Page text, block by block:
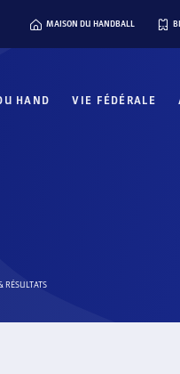
MAISON DU HANDBALL
HAND VIE FÉDÉRALE
RÉSULTATS